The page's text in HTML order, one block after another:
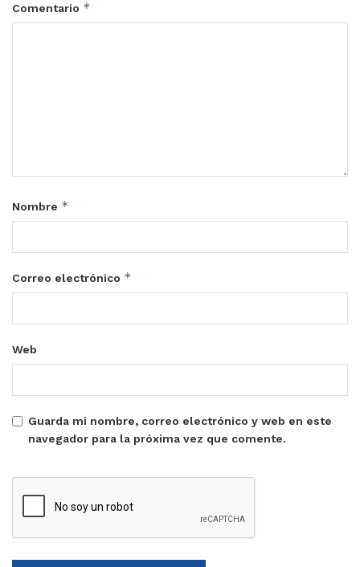
Comentario *
Nombre *
Correo electrónico *
Web
Guarda mi nombre, correo electrónico y web en este
navegador para la próxima vez que comente.